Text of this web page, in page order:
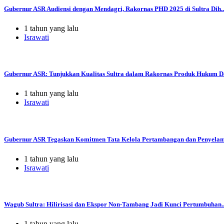
Gubernur ASR Audiensi dengan Mendagri, Rakornas PHD 2025 di Sultra
1 tahun yang lalu
Israwati
Gubernur ASR: Tunjukkan Kualitas Sultra dalam Rakornas Produk Hukum
1 tahun yang lalu
Israwati
Gubernur ASR Tegaskan Komitmen Tata Kelola Pertambangan dan
1 tahun yang lalu
Israwati
Wagub Sultra: Hilirisasi dan Ekspor Non-Tambang Jadi Kunci